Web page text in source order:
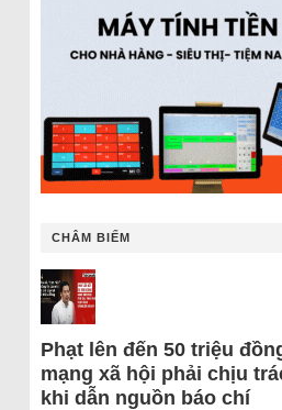
CHÂM BIẾM
Phạt lên đến 50 triệu
mạng xã hội phải chịu
khi dẫn nguồn báo chí